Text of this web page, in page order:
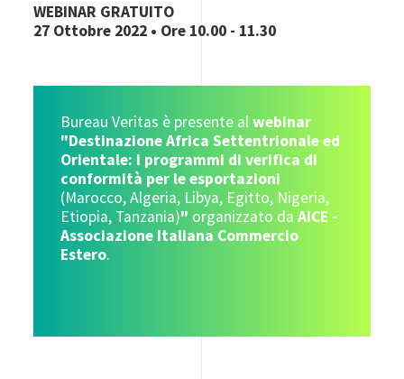
WEBINAR GRATUITO
27 Ottobre 2022 • Ore 10.00 - 11.30
Bureau Veritas è presente alwebinar
"Destinazione Africa Settentrionale ed
Orientale: i programmi di verifica di
conformità per le esportazioni
(Marocco, Algeria, Libya, Egitto, Nigeria,
Etiopia, Tanzania)" organizzato daAICE -
Associazione Italiana Commercio
Estero.